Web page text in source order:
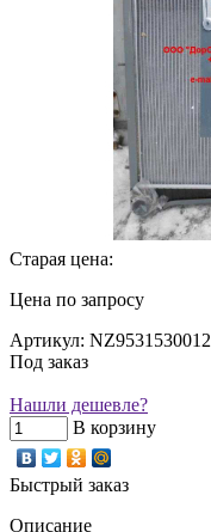
Старая цена:
Цена по запросу
Артикул: NZ9531530012
Под заказ
Нашли дешевле?
В корзину
Быстрый заказ
Описание